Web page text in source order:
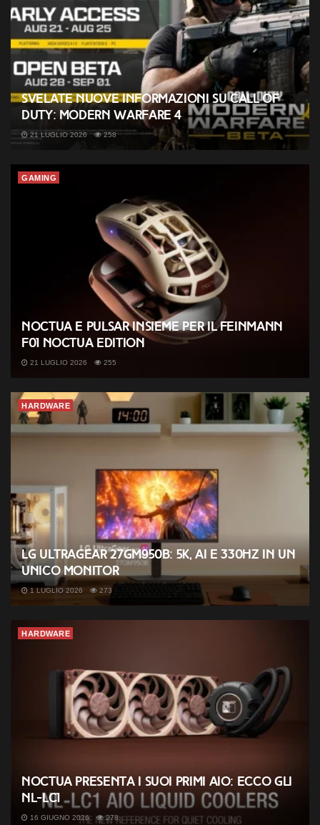
Svelate nuove informazioni su Call of
Duty: Modern Warfare 4
21 LUGLIO 2026 258
GAMING
Noctua e Pulsar insieme per il Feinmann
F01 Noctua Edition
21 LUGLIO 2026 255
HARDWARE
LG UltraGear 27GM950B: 5K, AI e 330Hz in un
unico monitor
1 LUGLIO 2026 273
HARDWARE
Noctua presenta i suoi primi AIO: ecco gli
NL-LC1
16 GIUGNO 2026 278